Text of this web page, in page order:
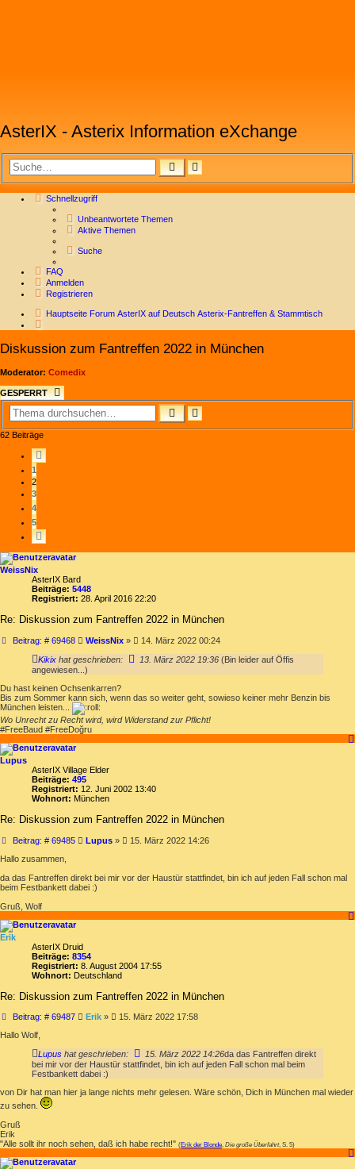
AsterIX - Asterix Information eXchange
SUCHE
SUCHE
Schnellzugriff
Unbeantwortete Themen
Aktive Themen
Suche
FAQ
Anmelden
Registrieren
Hauptseite Forum AsterIX auf Deutsch Asterix-Fantreffen & Stammtisch
Diskussion zum Fantreffen 2022 in München
Moderator: Comedix
GESPERRT
SUCHE
SUCHE
62 Beiträge
1
2
3
4
5
WeissNix
AsterIX Bard
Beiträge: 5448
Registriert: 28. April 2016 22:20
Re: Diskussion zum Fantreffen 2022 in München
Beitrag: # 69468Beitrag
WeissNix»
14. März 2022 00:24
Kikix hat geschrieben: 13. März 2022 19:36 (Bin leider auf Öffis
angewiesen...)
Du hast keinen Ochsenkarren?
Bis zum Sommer kann sich, wenn das so weiter geht, sowieso keiner mehr Benzin bis
München leisten...
Wo Unrecht zu Recht wird, wird Widerstand zur Pflicht!
#FreeBaud #FreeDoğru
Lupus
AsterIX Village Elder
Beiträge: 495
Registriert: 12. Juni 2002 13:40
Wohnort: München
Re: Diskussion zum Fantreffen 2022 in München
Beitrag: # 69485Beitrag
Lupus»
15. März 2022 14:26
Hallo zusammen,
da das Fantreffen direkt bei mir vor der Haustür stattfindet, bin ich auf jeden Fall schon mal
beim Festbankett dabei :)
Gruß, Wolf
Erik
AsterIX Druid
Beiträge: 8354
Registriert: 8. August 2004 17:55
Wohnort: Deutschland
Re: Diskussion zum Fantreffen 2022 in München
Beitrag: # 69487Beitrag
Erik»
15. März 2022 17:58
Hallo Wolf,
Lupus hat geschrieben: 15. März 2022 14:26da das Fantreffen direkt
bei mir vor der Haustür stattfindet, bin ich auf jeden Fall schon mal beim
Festbankett dabei :)
von Dir hat man hier ja lange nichts mehr gelesen. Wäre schön, Dich in München mal wieder
zu sehen.
Gruß
Erik
"Alle sollt ihr noch sehen, daß ich habe recht!" (Erik der Blonde, Die große Überfahrt, S. 5)